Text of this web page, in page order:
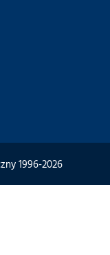
1996-2026